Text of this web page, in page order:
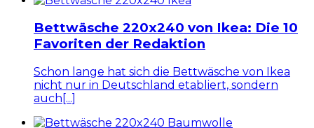
Bettwäsche 220x240 von Ikea: Die 10
Favoriten der Redaktion
Schon lange hat sich die Bettwäsche von Ikea
nicht nur in Deutschland etabliert, sondern
auch[...]